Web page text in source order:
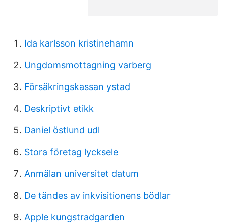
Ida karlsson kristinehamn
Ungdomsmottagning varberg
Försäkringskassan ystad
Deskriptivt etikk
Daniel östlund udl
Stora företag lycksele
Anmälan universitet datum
De tändes av inkvisitionens bödlar
Apple kungstradgarden